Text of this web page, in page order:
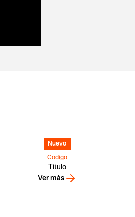
Nuevo
Titulo
Codigo
Ver más